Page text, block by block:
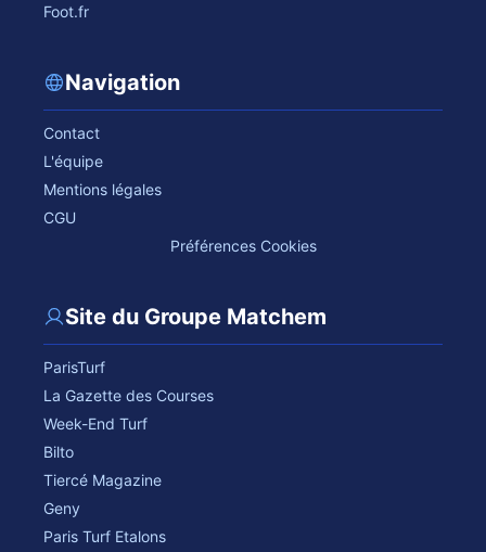
Foot.fr
Navigation
Contact
L'équipe
Mentions légales
CGU
Préférences Cookies
Site du Groupe Matchem
ParisTurf
La Gazette des Courses
Week-End Turf
Bilto
Tiercé Magazine
Geny
Paris Turf Etalons